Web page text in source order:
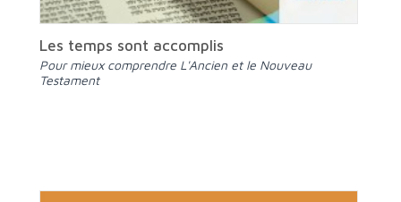
Les temps sont accomplis
Pour mieux comprendre L'Ancien et le Nouveau
Testament